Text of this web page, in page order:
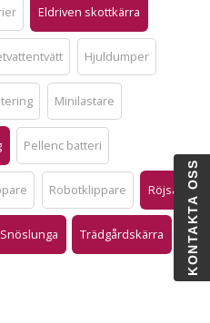
Eldriven skottkärra
Hjuldumper
Minilastare
Pellenc batteri
Robotklippare Röjsåg
Snöslunga Trädgårdskärra KONTAKTA OSS